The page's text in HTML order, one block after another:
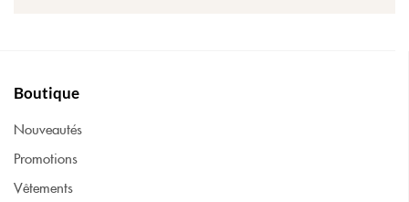
Boutique
Nouveautés
Promotions
Vêtements